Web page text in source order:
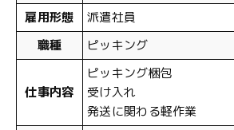
雇用形態
派遣社員
職種
ピッキング
仕事内容
ピッキング梱包
受け入れ
発送に関わる軽作業